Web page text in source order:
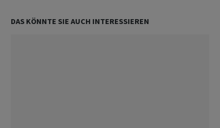
DAS KÖNNTE SIE AUCH INTERESSIEREN